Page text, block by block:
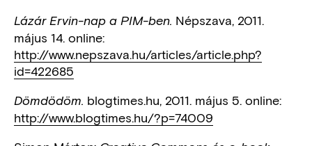
Lázár Ervin-nap a PIM-ben. Népszava, 2011.
május 14. online:
http://www.nepszava.hu/articles/article.php?
id=422685
Dömdödöm. blogtimes.hu, 2011. május 5. online:
http://www.blogtimes.hu/?p=74009